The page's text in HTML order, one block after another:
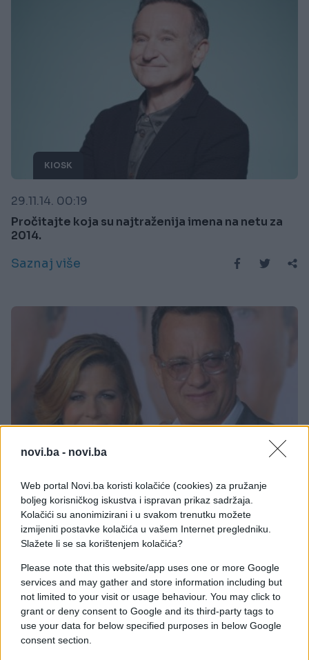
novi.ba - novi.ba
Web portal Novi.ba koristi kolačiće (cookies) za pružanje
boljeg korisničkog iskustva i ispravan prikaz sadržaja.
Kolačići su anonimizirani i u svakom trenutku možete
izmijeniti postavke kolačića u vašem Internet pregledniku.
Slažete li se sa korištenjem kolačića?
Please note that this website/app uses one or more Google
services and may gather and store information including but
not limited to your visit or usage behaviour. You may click to
grant or deny consent to Google and its third-party tags to
use your data for below specified purposes in below Google
consent section.
KIOSK
29.11.14. 00:19
Pročitajte koja su najtraženija imena na netu za
2014.
Saznaj više
KIOSK
29.11.14. 00:11
Ove godine svjetla božićne jelke pali Tom Hanks
Saznaj više